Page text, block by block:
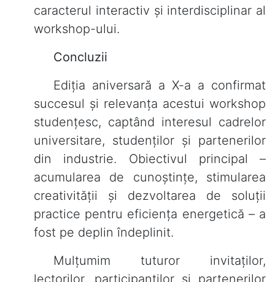
caracterul interactiv și interdisciplinar al
workshop-ului.
Concluzii
Ediția aniversară a X-a a confirmat
succesul și relevanța acestui workshop
studențesc, captând interesul cadrelor
universitare, studenților și partenerilor
din industrie. Obiectivul principal –
acumularea de cunoștințe, stimularea
creativității și dezvoltarea de soluții
practice pentru eficiența energetică – a
fost pe deplin îndeplinit.
Mulțumim tuturor invitaților,
lectorilor, participanților și partenerilor